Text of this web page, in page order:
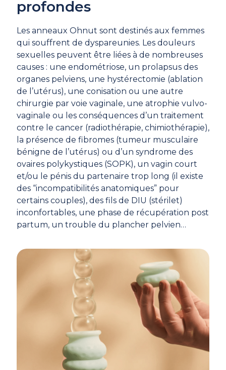
profondes
Les anneaux Ohnut sont destinés aux femmes
qui souffrent de dyspareunies. Les douleurs
sexuelles peuvent être liées à de nombreuses
causes : une endométriose, un prolapsus des
organes pelviens, une hystérectomie (ablation
de l’utérus), une conisation ou une autre
chirurgie par voie vaginale, une atrophie vulvo-
vaginale ou les conséquences d’un traitement
contre le cancer (radiothérapie, chimiothérapie),
la présence de fibromes (tumeur musculaire
bénigne de l’utérus) ou d’un syndrome des
ovaires polykystiques (SOPK), un vagin court
et/ou le pénis du partenaire trop long (il existe
des “incompatibilités anatomiques” pour
certains couples), des fils de DIU (stérilet)
inconfortables, une phase de récupération post
partum, un trouble du plancher pelvien…